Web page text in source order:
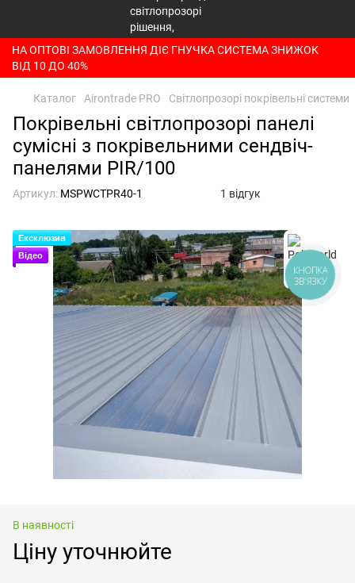
НА ОПТОВІ ЗАМОВЛЕННЯ ДІЄ ГНУЧКА СИСТЕМА ЗНИЖОК
ВІД 10 ДО 40%
Каталог Airontrade PRO Світлопрозорі покрівельні системи
Покрівельні світлопрозорі панелі
сумісні з покрівельними сендвіч-
панелями PIR/100
Артикул: MSPWCTPR40-1 1 відгук
Ексклюзив
Відео
В наявності
Ціну уточнюйте
КНОПКА
ЗВ'ЯЗКУ